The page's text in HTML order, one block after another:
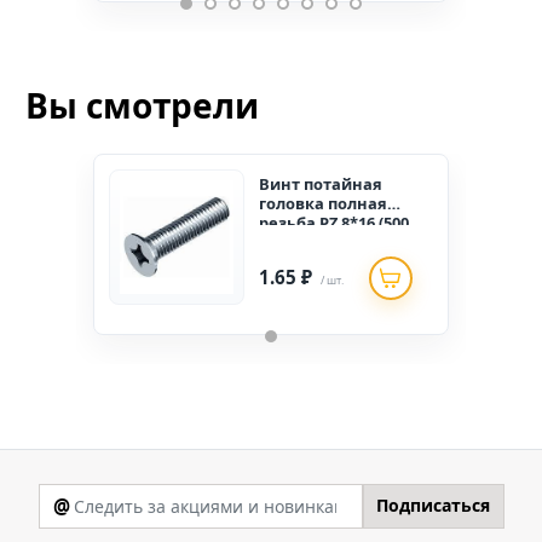
Вы смотрели
Винт потайная
головка полная
резьба PZ 8*16 (500
1.65 ₽ / шт.
@ Подписаться